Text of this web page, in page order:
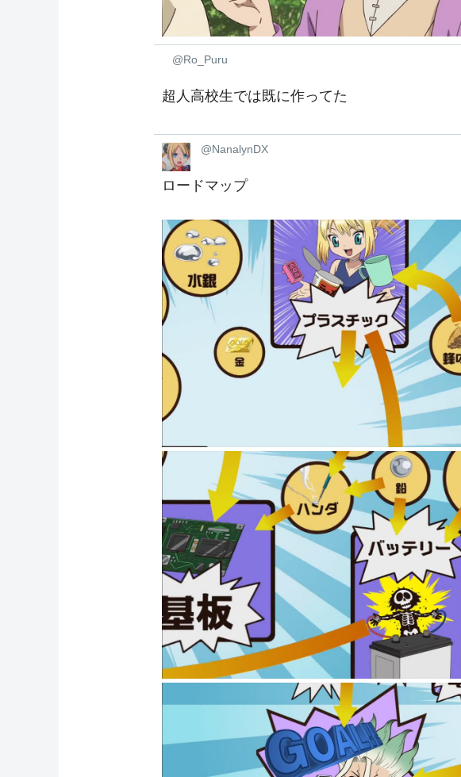
@Ro_Puru
超人高校生では既に作ってた
@NanalynDX
ロードマップ